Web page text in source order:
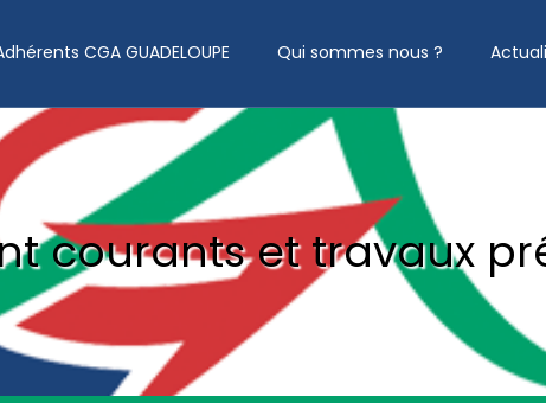
CGA GUADELOUPE Qui sommes nous ?
courants et travaux